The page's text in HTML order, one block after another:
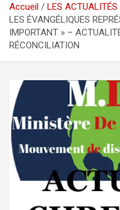
Accueil
LES ACTUALITÉS
LES ÉVANGÉLIQUES
IMPORTANT » –
RÉCONCILIATION